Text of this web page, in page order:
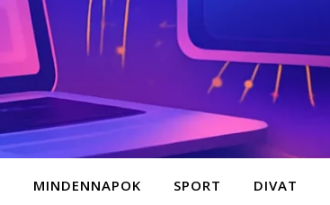
MINDENNAPOK SPORT DIVAT